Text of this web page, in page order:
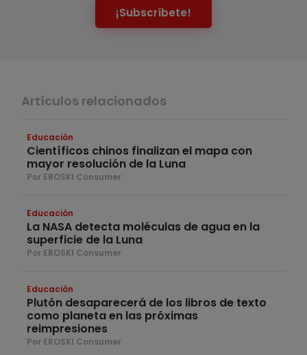
¡Subscríbete!
Artículos relacionados
Educación
Científicos chinos finalizan el mapa con
mayor resolución de la Luna
Por EROSKI Consumer
Educación
La NASA detecta moléculas de agua en la
superficie de la Luna
Por EROSKI Consumer
Educación
Plutón desaparecerá de los libros de texto
como planeta en las próximas
reimpresiones
Por EROSKI Consumer